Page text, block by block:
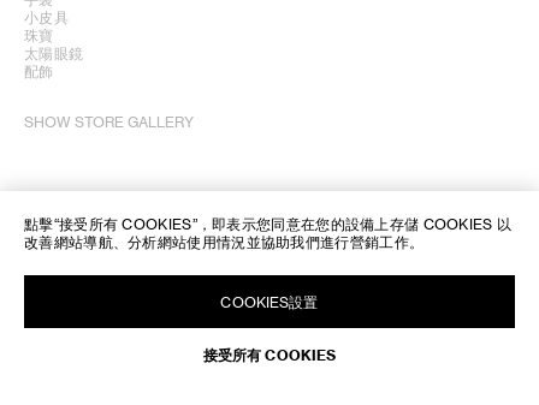
小皮具
珠寶
太陽眼鏡
配飾
SHOW STORE GALLERY
點擊“接受所有 COOKIES”，即表示您同意在您的設備上存儲 COOKIES 以
改善網站導航、分析網站使用情況並協助我們進行營銷工作。
接受所有 COOKIES
COOKIES設置